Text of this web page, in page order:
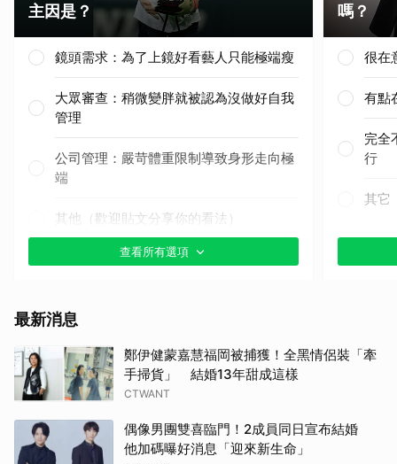
主因是？
鏡頭需求：為了上鏡好看藝人只能極端瘦
大眾審查：稍微變胖就被認為沒做好自我
管理
公司管理：嚴苛體重限制導致身形走向極
端
其他（歡迎貼文分享你的看法）
查看所有選項
嗎？
很在
有點
完全
行
其它
最新消息
鄭伊健蒙嘉慧福岡被捕獲！全黑情侶裝「牽
手掃貨」 結婚13年甜成這樣
CTWANT
偶像男團雙喜臨門！2成員同日宣布結婚
他加碼曝好消息「迎來新生命」